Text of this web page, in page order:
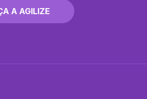
A AGILIZE